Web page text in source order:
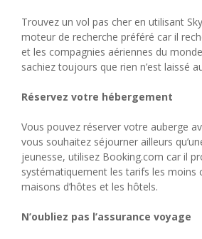
Trouvez un vol pas cher en utilisant
moteur de recherche préféré car il
et les compagnies aériennes du
sachiez toujours que rien n’est laissé
Réservez votre hébergement
Vous pouvez réserver votre auberge
vous souhaitez séjourner ailleurs
jeunesse, utilisez Booking.com car il
systématiquement les tarifs les moins
maisons d’hôtes et les hôtels.
N’oubliez pas l’assurance voyage